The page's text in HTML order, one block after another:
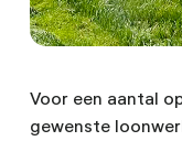
Voor een aantal
gewenste